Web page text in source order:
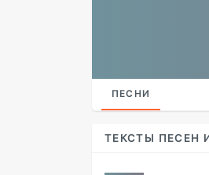
ПЕСНИ
ТЕКСТЫ ПЕСЕН